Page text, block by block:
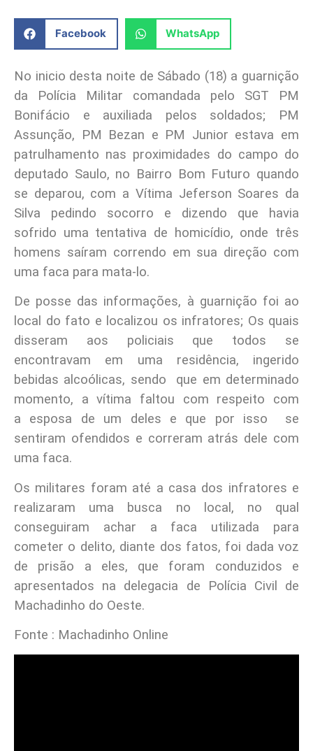
Facebook WhatsApp
No inicio desta noite de Sábado (18) a guarnição
da Polícia Militar comandada pelo SGT PM
Bonifácio e auxiliada pelos soldados; PM
Assunção, PM Bezan e PM Junior estava em
patrulhamento nas proximidades do campo do
deputado Saulo, no Bairro Bom Futuro quando
se deparou, com a Vítima Jeferson Soares da
Silva pedindo socorro e dizendo que havia
sofrido uma tentativa de homicídio, onde três
homens saíram correndo em sua direção com
uma faca para mata-lo.
De posse das informações, à guarnição foi ao
local do fato e localizou os infratores; Os quais
disseram aos policiais que todos se
encontravam em uma residência, ingerido
bebidas alcoólicas, sendo que em determinado
momento, a vítima faltou com respeito com
a esposa de um deles e que por isso se
sentiram ofendidos e correram atrás dele com
uma faca.
Os militares foram até a casa dos infratores e
realizaram uma busca no local, no qual
conseguiram achar a faca utilizada para
cometer o delito, diante dos fatos, foi dada voz
de prisão a eles, que foram conduzidos e
apresentados na delegacia de Polícia Civil de
Machadinho do Oeste.
Fonte : Machadinho Online